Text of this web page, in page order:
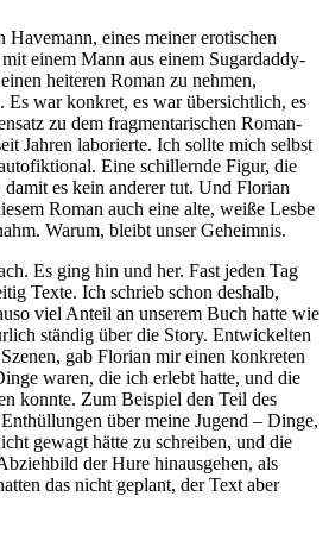
eines meiner erotischen
einem Mann aus einem Sugardaddy-
heiteren Roman zu nehmen,
Es war konkret, es war übersichtlich, es
zu dem fragmentarischen Roman-
Jahren laborierte. Ich sollte mich selbst
Eine schillernde Figur, die
es kein anderer tut. Und Florian
Roman auch eine alte, weiße Lesbe
Warum, bleibt unser ­Geheimnis.
Es ging hin und her. Fast jeden Tag
Texte. Ich schrieb schon deshalb,
viel Anteil an unserem Buch hatte wie
ständig über die Story. Entwickelten
gab Florian mir einen konkreten
waren, die ich erlebt hatte, und die
konnte. Zum Beispiel den Teil des
über meine Jugend – Dinge,
gewagt hätte zu schreiben, und die
der Hure hinausgehen, als
das nicht geplant, der Text aber